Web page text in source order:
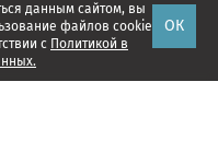
данным сайтом, вы
файлов cookie
с Политикой в
ОК